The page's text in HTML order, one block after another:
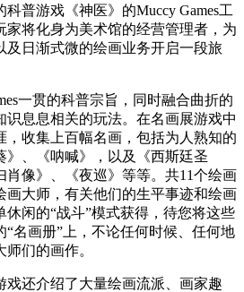
普游戏《神医》的Muccy Games工
家将化身为美术馆的经营管理者，为
及日渐式微的绘画业务开启一段旅
一贯的科普宗旨，同时融合曲折的
识息息相关的玩法。在名画展游戏中
，收集上百幅名画，包括为人熟知的
》、《呐喊》，以及《西斯廷圣
肖像》、《夜巡》等等。共11个绘画
画大师，有关他们的生平事迹和绘画
闲的“战斗”模式获得，待您将这些
名画册”上，不论任何时候、任何地
们的画作。
戏还介绍了大量绘画流派、画家趣